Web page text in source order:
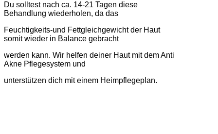
Du solltest nach ca. 14-21 Tagen diese
Behandlung wiederholen, da das
Feuchtigkeits-und Fettgleichgewicht der Haut
somit wieder in Balance gebracht
werden kann. Wir helfen deiner Haut mit dem Anti
Akne Pflegesystem und
unterstützen dich mit einem Heimpflegeplan.